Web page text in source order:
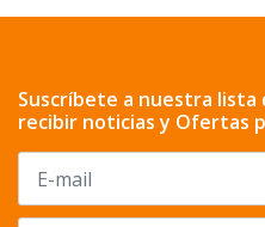
Suscríbete a nuestra
recibir noticias y Ofertas